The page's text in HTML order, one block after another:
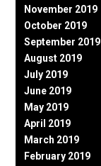
November 2019
October 2019
September 2019
August 2019
July 2019
June 2019
May 2019
April 2019
March 2019
February 2019